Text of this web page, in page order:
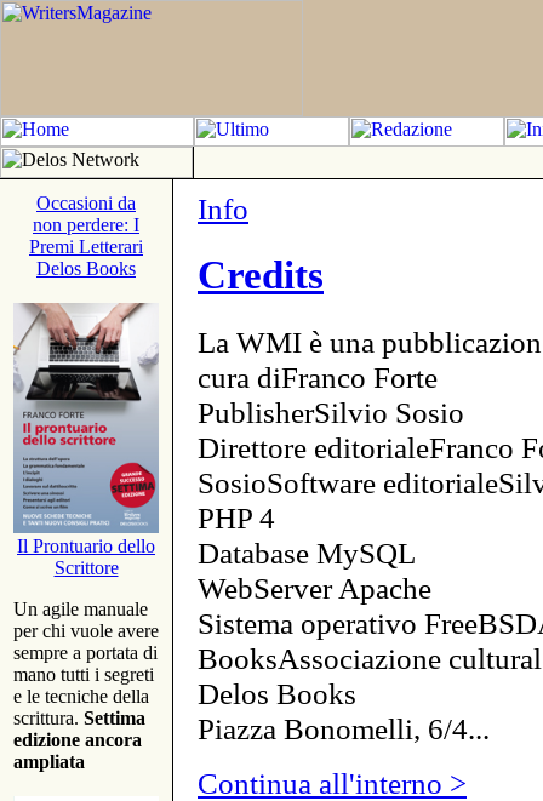
Occasioni da
non perdere: I
Premi Letterari
Delos Books
Il Prontuario dello
Scrittore
Un agile manuale
per chi vuole avere
sempre a portata di
mano tutti i segreti
e le tecniche della
scrittura. Settima
edizione ancora
ampliata
Info
Credits
La WMI è una
cura diFranco Forte
PublisherSilvio Sosio
Direttore editorialeFranco
SosioSoftware
PHP 4
Database MySQL
WebServer Apache
Sistema operativo
BooksAssociazione
Delos Books
Piazza Bonomelli, 6/4...
Continua all'interno >